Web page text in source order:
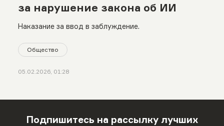
за нарушение закона об ИИ
Наказание за ввод в заблуждение.
Общество
05.02.2026, 01:28
Подпишитесь на рассылку лучших